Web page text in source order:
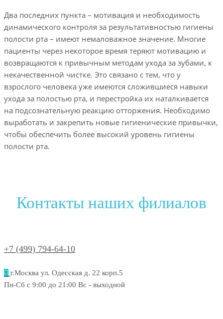
Два последних пункта – мотивация и необходимость
динамического контроля за результативностью гигиены
полости рта – имеют немаловажное значение. Многие
пациенты через некоторое время теряют мотивацию и
возвращаются к привычным методам ухода за зубами, к
некачественной чистке. Это связано с тем, что у
взрослого человека уже имеются сложившиеся навыки
ухода за полостью рта, и перестройка их наталкивается
на подсознательную реакцию отторжения. Необходимо
выработать и закрепить новые гигиенические привычки,
чтобы обеспечить более высокий уровень гигиены
полости рта.
Контакты наших филиалов
+7 (499) 794-64-10
г.Москва ул. Одесская д. 22 корп.5
Пн-Сб с 9:00 до 21:00 Вс - выходной